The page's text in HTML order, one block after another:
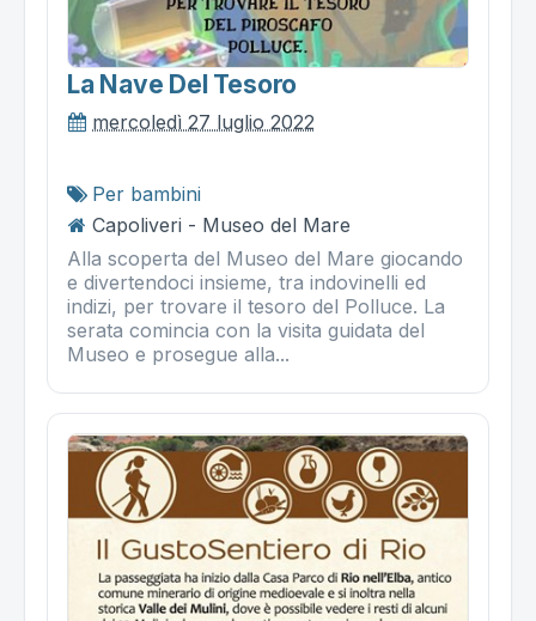
La Nave Del Tesoro
mercoledì 27 luglio 2022
Per bambini
Capoliveri - Museo del Mare
Alla scoperta del Museo del Mare giocando
e divertendoci insieme, tra indovinelli ed
indizi, per trovare il tesoro del Polluce. La
serata comincia con la visita guidata del
Museo e prosegue alla...